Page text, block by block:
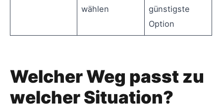
wählen
günstigste
Option
Welcher Weg passt zu
welcher Situation?